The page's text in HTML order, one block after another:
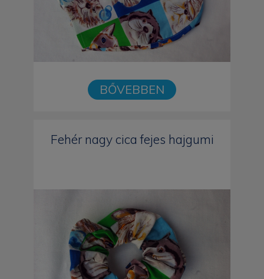
BŐVEBBEN
Fehér nagy cica fejes hajgumi